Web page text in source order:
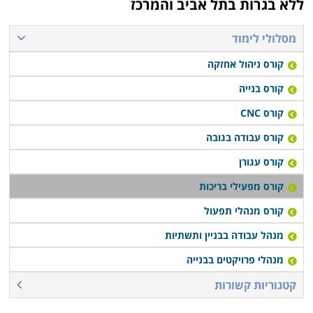
בריכה, כאמור, היא מקום בו מתאספת כמות גדולה של
אנשים לצרכי הנאה או ספורט, אך מאחר ופעילות זו כרוכה
בכניסה למים, בין שהם רדודים ובין שהם עמוקים, נוצר
פוטנציאל סיכון גבוה. ככל שהמקום מלא ועמוס יותר
באנשים כך עולה הסיכון. יכולת האתר לתפקד בצורה
אופטימאלית לכל אורך שרשרת הערך שלה היא זו שבסופו
של דבר תבטיח את בטיחותם של המתרחצים במקום.
מעבר לכך, פרט לפן הבטיחותי, מדובר בעסק לכל דבר ויש
לנהל אותו ככזה על מנת לשאוב ממנו את מירב הערך
למנהלים ולבעלים, ועל מנת להבטיח תפקוד מיטבי של
המקום.
ללא בגרות בתל אביב והמרכז
מסלולי לימוד
קורס ניהול אחזקה
קורס בנייה
קורס CNC
קורס עבודה בגובה
קורס עגורן
קורס מפעילי בריכות
קורס מנהלי תפעול
מנהל עבודה בבניין ותשתיות
מנהלי פרויקטים בבנייה
קטגוריות קשורות